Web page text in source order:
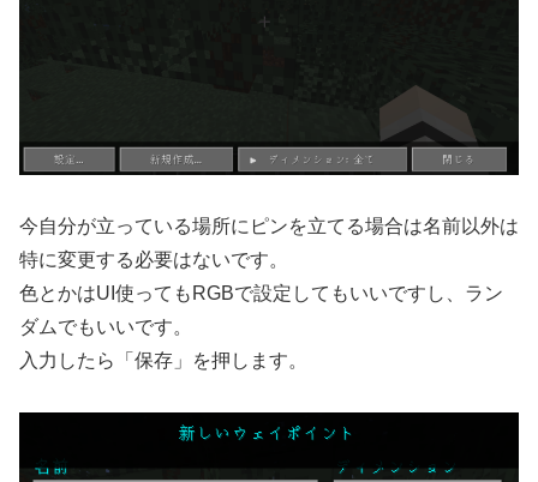
今自分が立っている場所にピンを立てる場合は名前以外は
特に変更する必要はないです。
色とかはUI使ってもRGBで設定してもいいですし、ラン
ダムでもいいです。
入力したら「保存」を押します。